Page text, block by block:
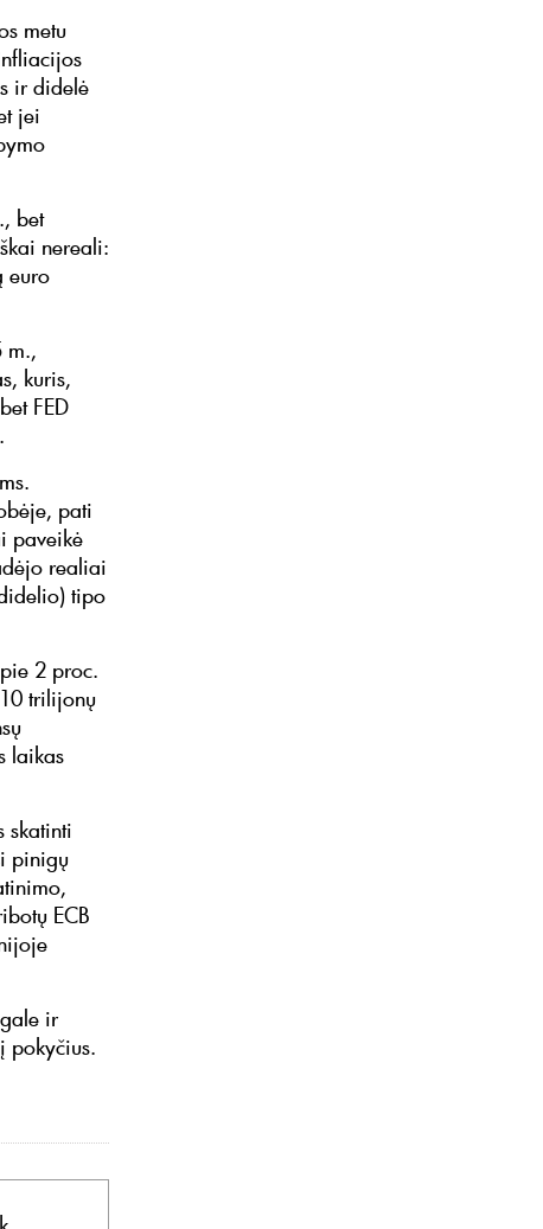
metu
ir didelė
jei
bet
nereali:
euro
m.,
kuris,
FED
pati
paveikė
realiai
tipo
2 proc.
trilijonų
laikas
skatinti
pinigų
ECB
ir
pokyčius.